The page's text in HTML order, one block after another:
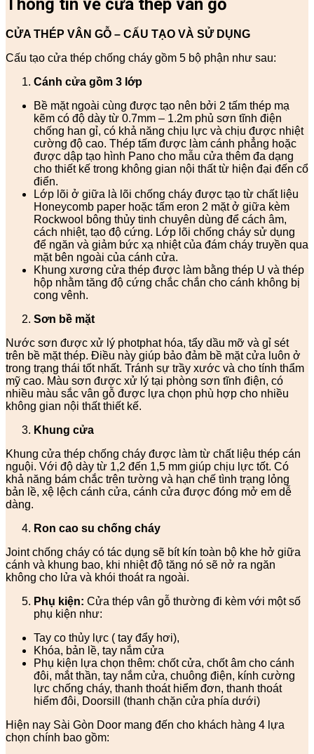
Thông tin về cửa thép vân gỗ
CỬA THÉP VÂN GỖ – CẤU TẠO VÀ SỬ DỤNG
Cấu tạo cửa thép chống cháy gồm 5 bộ phận như sau:
Cánh cửa gồm 3 lớp
Bề mặt ngoài cùng được tạo nên bởi 2 tấm thép mạ
kẽm có độ dày từ 0.7mm – 1.2m phủ sơn tĩnh điện
chống han gỉ, có khả năng chịu lực và chịu được nhiệt
cường độ cao. Thép tấm được làm cánh phẳng hoặc
được dập tạo hình Pano cho mẫu cửa thêm đa dạng
cho thiết kế trong không gian nội thất từ hiện đại đến cổ
điển.
Lớp lõi ở giữa là lõi chống cháy được tạo từ chất liệu
Honeycomb paper hoặc tấm eron 2 mặt ở giữa kèm
Rockwool bông thủy tinh chuyên dùng để cách âm,
cách nhiệt, tạo độ cứng. Lớp lõi chống cháy sử dụng
để ngăn và giảm bức xạ nhiệt của đám cháy truyền qua
mặt bên ngoài của cánh cửa.
Khung xương cửa thép được làm bằng thép U và thép
hộp nhằm tăng độ cứng chắc chắn cho cánh không bị
cong vênh.
Sơn bề mặt
Nước sơn được xử lý photphat hóa, tẩy dầu mỡ và gỉ sét
trên bề mặt thép. Điều này giúp bảo đảm bề mặt cửa luôn ở
trong trạng thái tốt nhất. Tránh sự trầy xước và cho tính thẩm
mỹ cao. Màu sơn được xử lý tại phòng sơn tĩnh điện, có
nhiều màu sắc vân gỗ được lựa chọn phù hợp cho nhiều
không gian nội thất thiết kế.
Khung cửa
Khung cửa thép chống cháy được làm từ chất liệu thép cán
nguội. Với độ dày từ 1,2 đến 1,5 mm giúp chịu lực tốt. Có
khả năng bám chắc trên tường và hạn chế tình trạng lỏng
bản lề, xệ lệch cánh cửa, cánh cửa được đóng mở em dễ
dàng.
Ron cao su chống cháy
Joint chống cháy có tác dụng sẽ bít kín toàn bộ khe hở giữa
cánh và khung bao, khi nhiệt độ tăng nó sẽ nở ra ngăn
không cho lửa và khói thoát ra ngoài.
Phụ kiện: Cửa thép vân gỗ thường đi kèm với một số
phụ kiện như:
Tay co thủy lực ( tay đẩy hơi),
Khóa, bản lề, tay nắm cửa
Phụ kiện lựa chọn thêm: chốt cửa, chốt âm cho cánh
đôi, mắt thần, tay nắm cửa, chuông điện, kính cường
lực chống cháy, thanh thoát hiểm đơn, thanh thoát
hiểm đôi, Doorsill (thanh chặn cửa phía dưới)
Hiện nay Sài Gòn Door mang đến cho khách hàng 4 lựa
chọn chính bao gồm: